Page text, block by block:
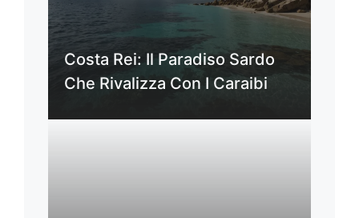
Costa Rei: Il Paradiso Sardo
Che Rivalizza Con I Caraibi